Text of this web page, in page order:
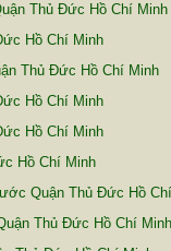
Thủ Đức Hồ Chí Minh
Hồ Chí Minh
Thủ Đức Hồ Chí Minh
Hồ Chí Minh
Hồ Chí Minh
Hồ Chí Minh
Quận Thủ Đức Hồ
Thủ Đức Hồ Chí Minh